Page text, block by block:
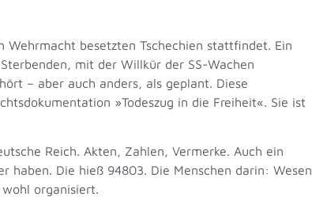
besetzten Tschechien stattfindet. Ein
mit der Willkür der SS-Wachen
– aber auch anders, als geplant. Diese
»Todeszug in die Freiheit«. Sie ist
Reich. Akten, Zahlen, Vermerke. Auch ein
haben. Die hieß 94803. Die Menschen darin: Wesen
organisiert.